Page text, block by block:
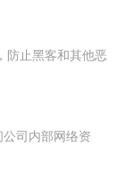
防止黑客和其他恶
司内部网络资